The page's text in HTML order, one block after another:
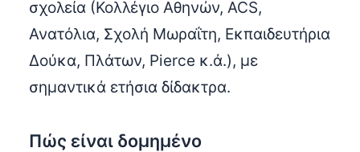
σχολεία (Κολλέγιο Αθηνών, ACS,
Ανατόλια, Σχολή Μωραΐτη, Εκπαιδευτήρια
Δούκα, Πλάτων, Pierce κ.ά.), με
σημαντικά ετήσια δίδακτρα.
Πώς είναι δομημένο